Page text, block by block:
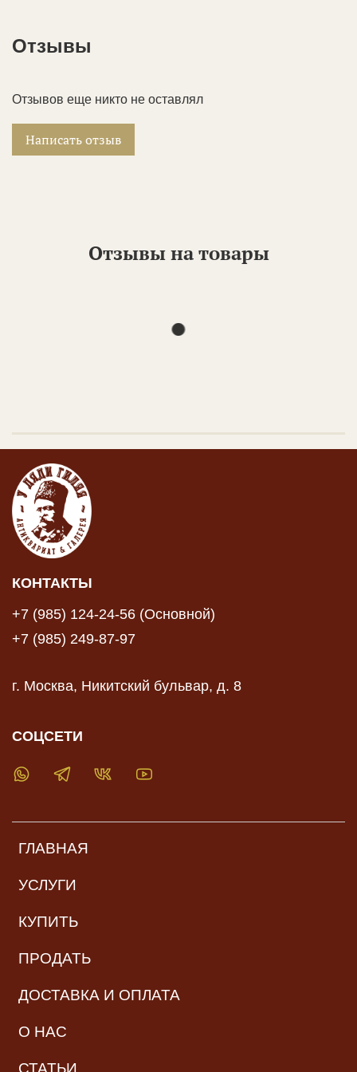
Отзывы
Отзывов еще никто не оставлял
Написать отзыв
Отзывы на товары
ГЛАВНАЯ
УСЛУГИ
КУПИТЬ
ПРОДАТЬ
ДОСТАВКА И ОПЛАТА
О НАС
КОНТАКТЫ
+7 (985) 124-24-56 (Основной)
+7 (985) 249-87-97
г. Москва, Никитский бульвар, д. 8
СОЦСЕТИ